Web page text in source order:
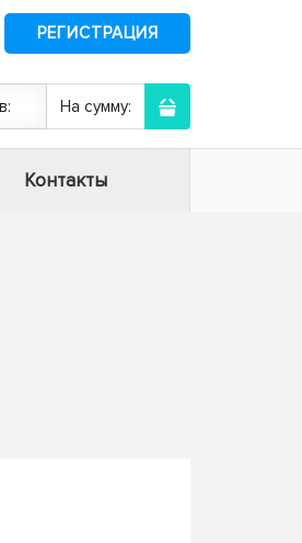
РЕГИСТРАЦИЯ
На сумму:
Контакты